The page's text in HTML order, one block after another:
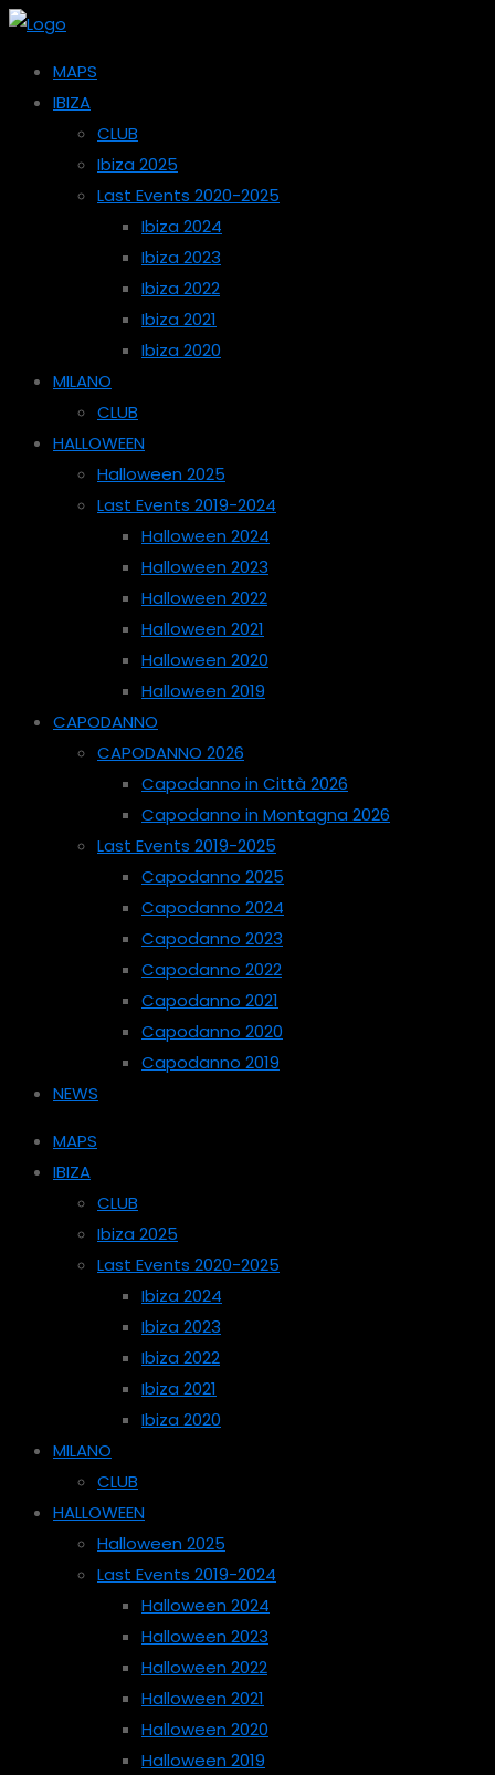
MAPS
IBIZA
CLUB
Ibiza 2025
Last Events 2020-2025
Ibiza 2024
Ibiza 2023
Ibiza 2022
Ibiza 2021
Ibiza 2020
MILANO
CLUB
HALLOWEEN
Halloween 2025
Last Events 2019-2024
Halloween 2024
Halloween 2023
Halloween 2022
Halloween 2021
Halloween 2020
Halloween 2019
CAPODANNO
CAPODANNO 2026
Capodanno in Città 2026
Capodanno in Montagna 2026
Last Events 2019-2025
Capodanno 2025
Capodanno 2024
Capodanno 2023
Capodanno 2022
Capodanno 2021
Capodanno 2020
Capodanno 2019
NEWS
MAPS
IBIZA
CLUB
Ibiza 2025
Last Events 2020-2025
Ibiza 2024
Ibiza 2023
Ibiza 2022
Ibiza 2021
Ibiza 2020
MILANO
CLUB
HALLOWEEN
Halloween 2025
Last Events 2019-2024
Halloween 2024
Halloween 2023
Halloween 2022
Halloween 2021
Halloween 2020
Halloween 2019